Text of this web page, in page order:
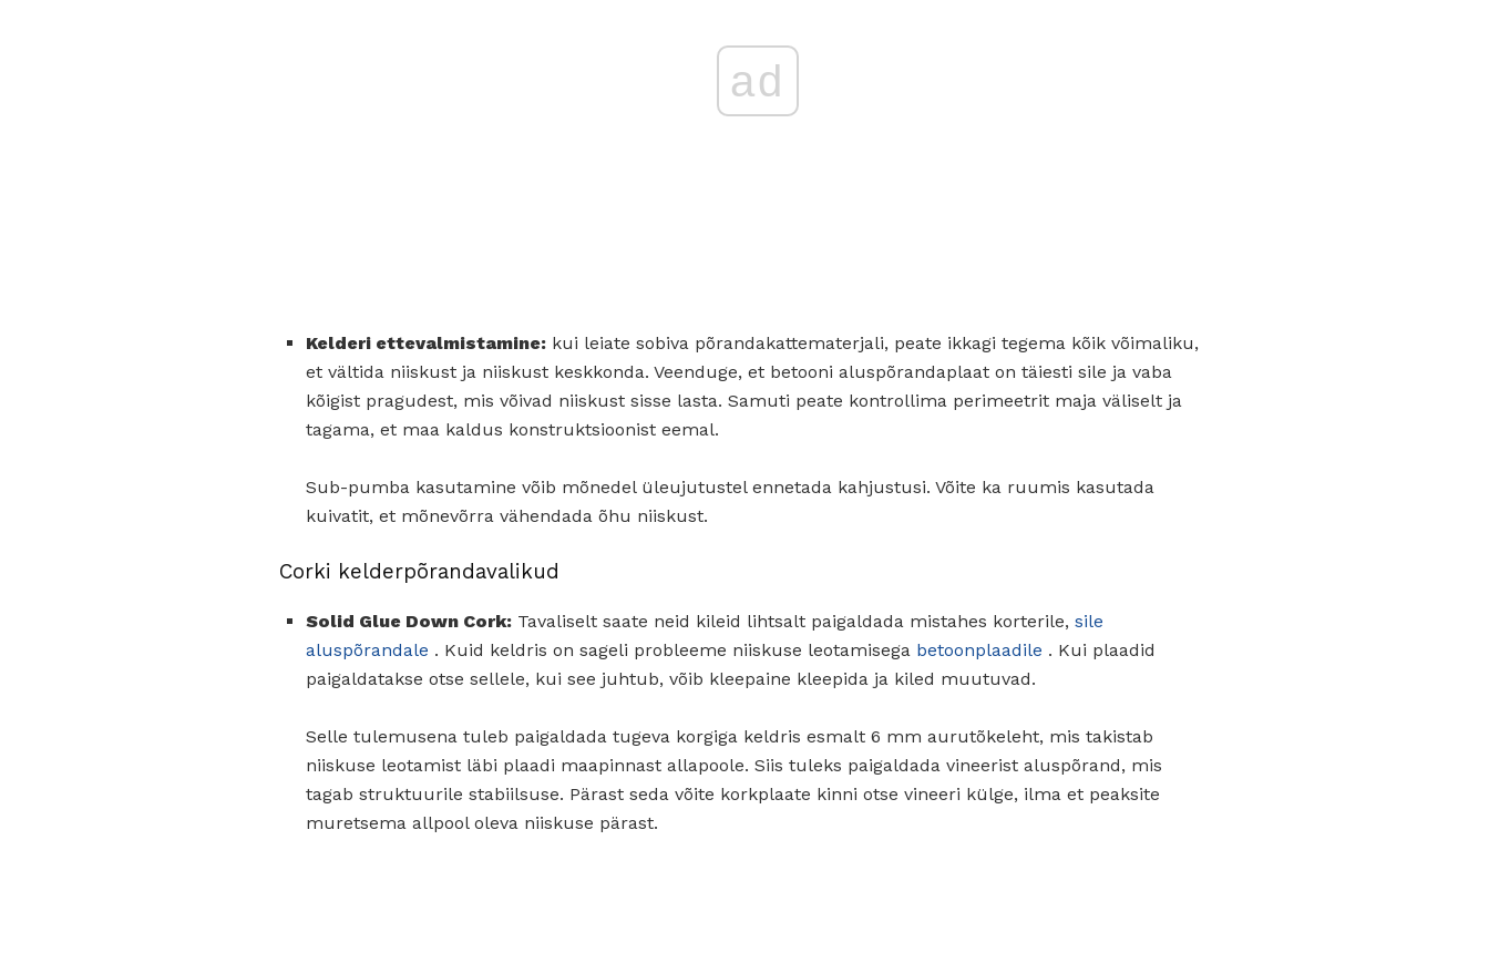
ad
Kelderi ettevalmistamine: kui leiate sobiva põrandakattematerjali, peate ikkagi tegema kõik võimaliku,
et vältida niiskust ja niiskust keskkonda. Veenduge, et betooni aluspõrandaplaat on täiesti sile ja vaba
kõigist pragudest, mis võivad niiskust sisse lasta. Samuti peate kontrollima perimeetrit maja väliselt ja
tagama, et maa kaldus konstruktsioonist eemal.
Sub-pumba kasutamine võib mõnedel üleujutustel ennetada kahjustusi. Võite ka ruumis kasutada
kuivatit, et mõnevõrra vähendada õhu niiskust.
Corki kelderpõrandavalikud
Solid Glue Down Cork: Tavaliselt saate neid kileid lihtsalt paigaldada mistahes korterile, sile
aluspõrandale . Kuid keldris on sageli probleeme niiskuse leotamisega betoonplaadile . Kui plaadid
paigaldatakse otse sellele, kui see juhtub, võib kleepaine kleepida ja kiled muutuvad.
Selle tulemusena tuleb paigaldada tugeva korgiga keldris esmalt 6 mm aurutõkeleht, mis takistab
niiskuse leotamist läbi plaadi maapinnast allapoole. Siis tuleks paigaldada vineerist aluspõrand, mis
tagab struktuurile stabiilsuse. Pärast seda võite korkplaate kinni otse vineeri külge, ilma et peaksite
muretsema allpool oleva niiskuse pärast.